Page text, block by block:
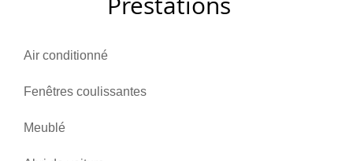
Prestations
Air conditionné
Fenêtres coulissantes
Meublé